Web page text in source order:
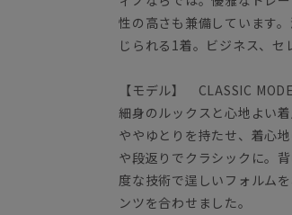
性の高さも兼備しています
じられる1着。ビジネス、セ
【モデル】 CLASSIC
細身のルックスと心地よい
ややゆとりを持たせ、着心
や段返りでクラシックに。
度な技術で逞しいフォルム
ンツを合わせました。